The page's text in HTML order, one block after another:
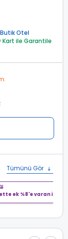
Butik Otel
Kart ile Garantile
Tümünü Gör
ek %8'e varan